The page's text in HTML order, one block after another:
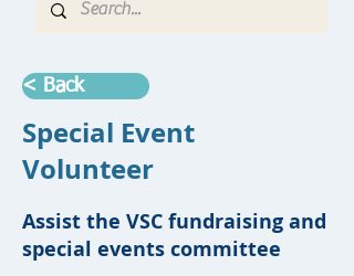
< Back
Special Event
Volunteer
Assist the VSC fundraising and
special events committee